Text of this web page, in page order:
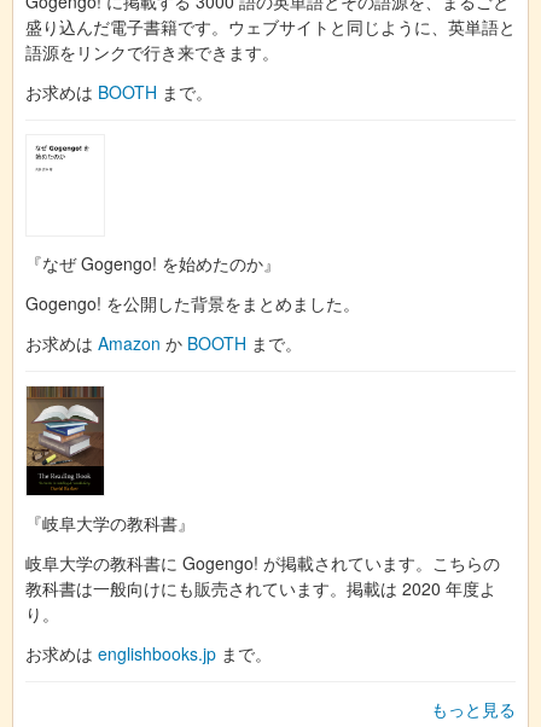
盛り込んだ電子書籍です。ウェブサイトと同じように、英単語と
語源をリンクで行き来できます。
お求めは BOOTH まで。
『なぜ Gogengo! を始めたのか』
Gogengo! を公開した背景をまとめました。
お求めは Amazon か BOOTH まで。
『岐阜大学の教科書』
岐阜大学の教科書に Gogengo! が掲載されています。こちらの
教科書は一般向けにも販売されています。掲載は 2020 年度よ
り。
お求めは englishbooks.jp まで。
もっと見る